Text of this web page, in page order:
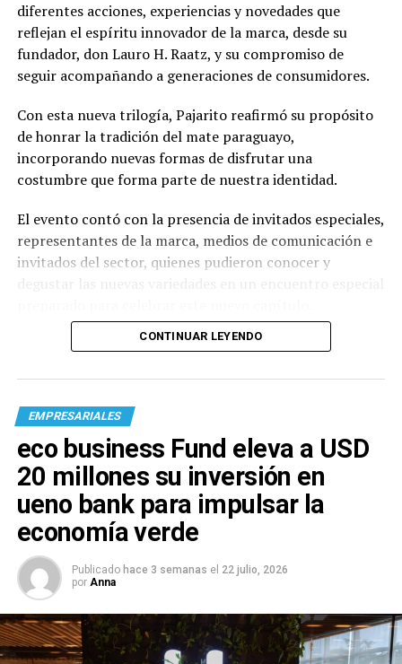
diferentes acciones, experiencias y novedades que
reflejan el espíritu innovador de la marca, desde su
fundador, don Lauro H. Raatz, y su compromiso de
seguir acompañando a generaciones de consumidores.
Con esta nueva trilogía, Pajarito reafirmó su propósito
de honrar la tradición del mate paraguayo,
incorporando nuevas formas de disfrutar una
costumbre que forma parte de nuestra identidad.
El evento contó con la presencia de invitados especiales,
representantes de la marca, medios de comunicación e
invitados del sector, quienes pudieron conocer y
CONTINUAR LEYENDO
EMPRESARIALES
eco business Fund eleva a USD
20 millones su inversión en
ueno bank para impulsar la
economía verde
Publicado hace 3 semanas el 22 julio, 2026
por Anna